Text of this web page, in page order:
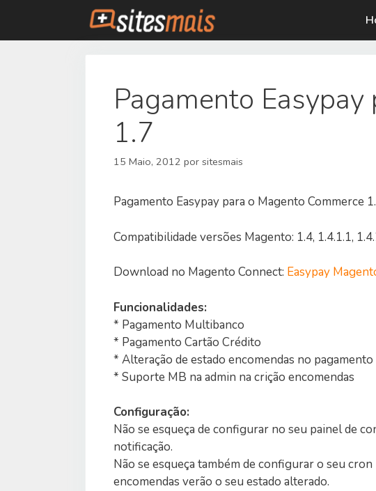
o
Pagamento
1.7
15 Maio, 2012 por sitesmais
Pagamento Easypay para o Magento Commerce
Compatibilidade versões Magento: 1.4, 1.4.1.1,
Download no Magento Connect: Easypay
Funcionalidades:
* Pagamento Multibanco
* Pagamento Cartão Crédito
* Alteração de estado encomendas no pagamento
* Suporte MB na admin na crição encomendas
Configuração:
Não se esqueça de configurar no seu painel de
notificação.
Não se esqueça também de configurar o seu cron
encomendas verão o seu estado alterado.